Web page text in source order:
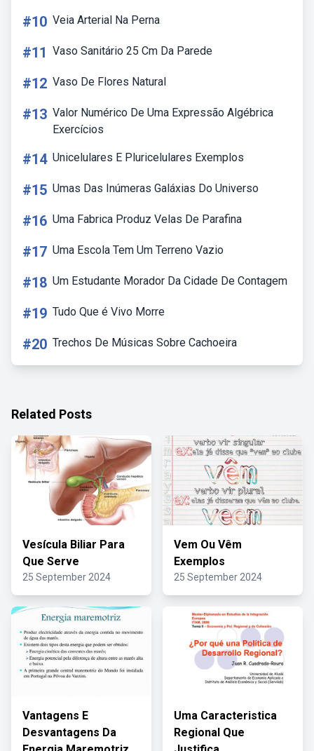
#10 Veia Arterial Na Perna
#11 Vaso Sanitário 25 Cm Da Parede
#12 Vaso De Flores Natural
#13 Valor Numérico De Uma Expressão Algébrica
Exercícios
#14 Unicelulares E Pluricelulares Exemplos
#15 Umas Das Inúmeras Galáxias Do Universo
#16 Uma Fabrica Produz Velas De Parafina
#17 Uma Escola Tem Um Terreno Vazio
#18 Um Estudante Morador Da Cidade De Contagem
#19 Tudo Que é Vivo Morre
#20 Trechos De Músicas Sobre Cachoeira
Related Posts
Vesícula Biliar Para
Que Serve
25 September 2024
Vem Ou Vêm
Exemplos
25 September 2024
Vantagens E
Desvantagens Da
Uma Caracteristica
Regional Que